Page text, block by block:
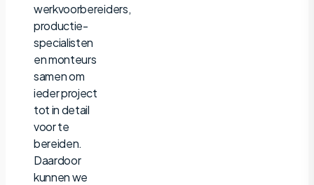
werkvoorbereiders,
productie-
specialisten
en monteurs
samen om
ieder project
tot in detail
voor te
bereiden.
Daardoor
kunnen we